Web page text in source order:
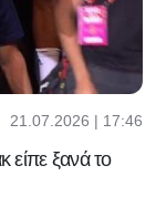
21.07.2026 | 17:46
ξανά το